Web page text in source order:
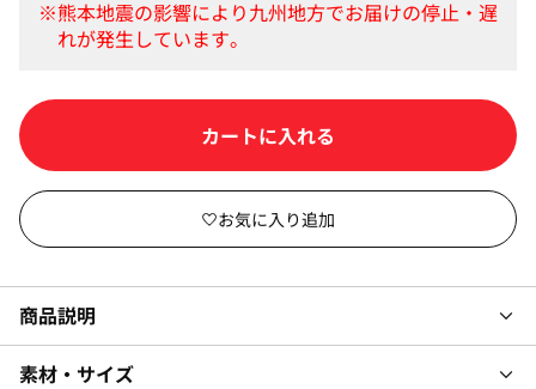
カートに入れる
商品説明
素材・サイズ